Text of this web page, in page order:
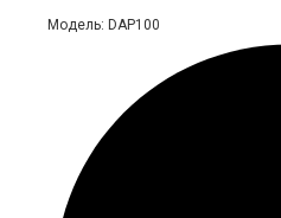
Модель: DAP100